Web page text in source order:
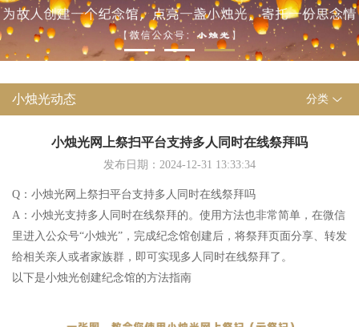
小烛光动态 分类
小烛光网上祭扫平台支持多人同时在线祭拜吗
发布日期：2024-12-31 13:33:34
Q：小烛光网上祭扫平台支持多人同时在线祭拜吗
A：小烛光支持多人同时在线祭拜的。使用方法也非常简单，在微信
里进入公众号“小烛光”，完成纪念馆创建后，将祭拜页面分享、转发
给相关亲人或者家族群，即可实现多人同时在线祭拜了。
以下是小烛光创建纪念馆的方法指南